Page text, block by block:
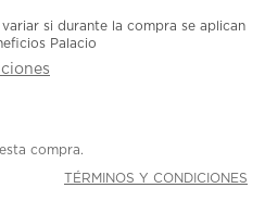
si durante la compra se aplican
Palacio
compra.
TÉRMINOS Y CONDICIONES